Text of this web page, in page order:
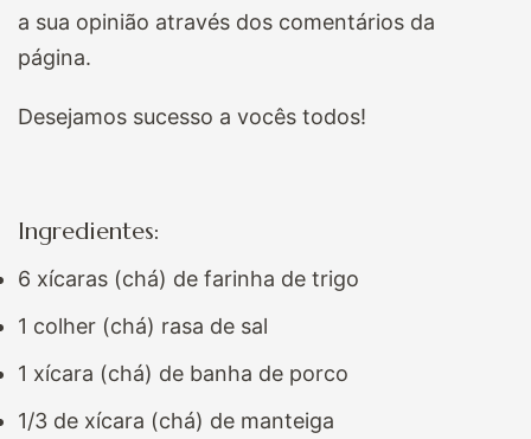
a sua opinião através dos comentários da
página.
Desejamos sucesso a vocês todos!
Ingredientes:
6 xícaras (chá) de farinha de trigo
1 colher (chá) rasa de sal
1 xícara (chá) de banha de porco
1/3 de xícara (chá) de manteiga